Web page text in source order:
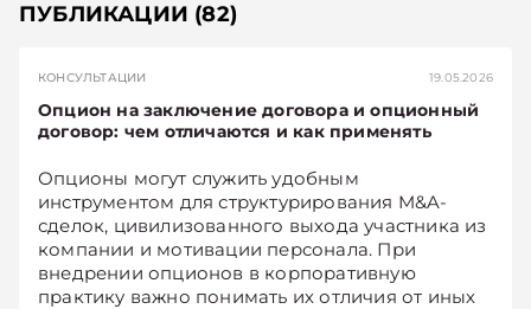
ПУБЛИКАЦИИ (82)
КОНСУЛЬТАЦИИ 19.05.2026
Опцион на заключение договора и опционный
договор: чем отличаются и как применять
Опционы могут служить удобным
инструментом для структурирования M&A-
сделок, цивилизованного выхода участника из
компании и мотивации персонала. При
внедрении опционов в корпоративную
практику важно понимать их отличия от иных